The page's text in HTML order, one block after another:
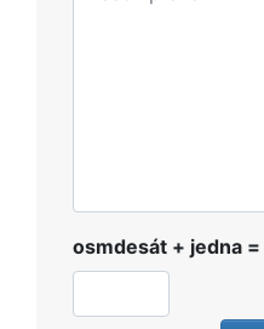
osmdesát + jedna =